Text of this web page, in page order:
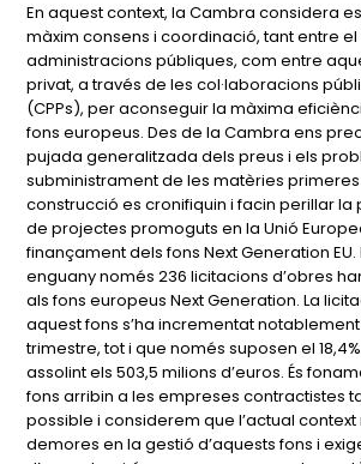
En aquest context, la Cambra considera
màxim consens i coordinació, tant entre
administracions públiques, com entre
privat, a través de les col·laboracions
(CPPs), per aconseguir la màxima
fons europeus. Des de la Cambra ens
pujada generalitzada dels preus i els
subministrament de les matèries
construcció es cronifiquin i facin perillar la
de projectes promoguts en la Unió
finançament dels fons Next Generation EU.
enguany només 236 licitacions d’obres
als fons europeus Next Generation. La
aquest fons s’ha incrementat
trimestre, tot i que només suposen el
assolint els 503,5 milions d’euros. És
fons arribin a les empreses contractistes
possible i considerem que l’actual
demores en la gestió d’aquests fons i